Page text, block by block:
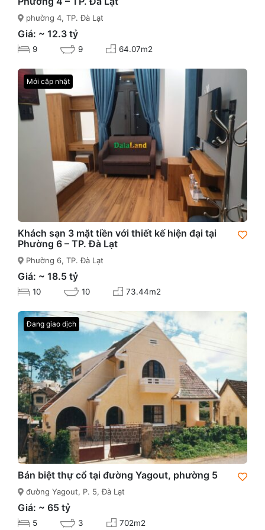
phường 4, TP. Đà Lạt
Giá: ~ 12.3 tỷ
9 9 64.07m2
Mới cập nhật
Khách sạn 3 mặt tiền với thiết kế hiện đại tại
Phường 6 – TP. Đà Lạt
Phường 6, TP. Đà Lạt
Giá: ~ 18.5 tỷ
10 10 73.44m2
Đang giao dịch
Bán biệt thự cổ tại đường Yagout, phường 5
đường Yagout, P. 5, Đà Lạt
Giá: ~ 65 tỷ
5 3 702m2